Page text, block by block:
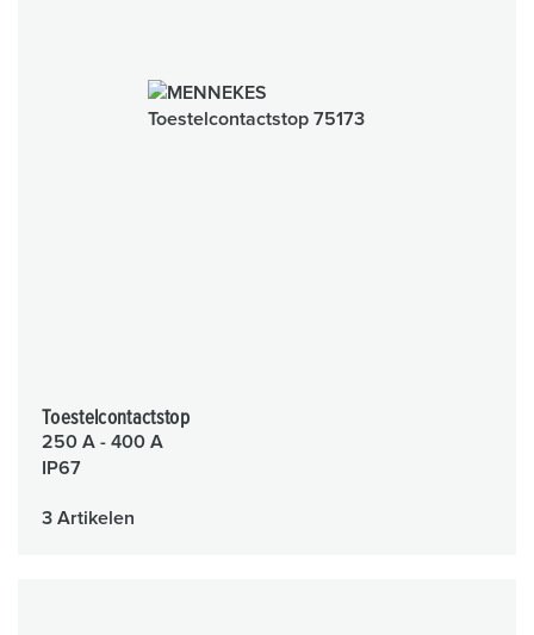
Toestelcontactstop
250 A - 400 A
IP67
3 Artikelen